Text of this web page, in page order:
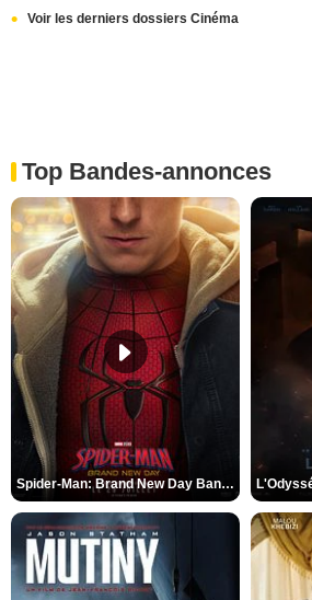
Voir les derniers dossiers Cinéma
Top Bandes-annonces
Spider-Man: Brand New Day Bande-annonce VO STFR